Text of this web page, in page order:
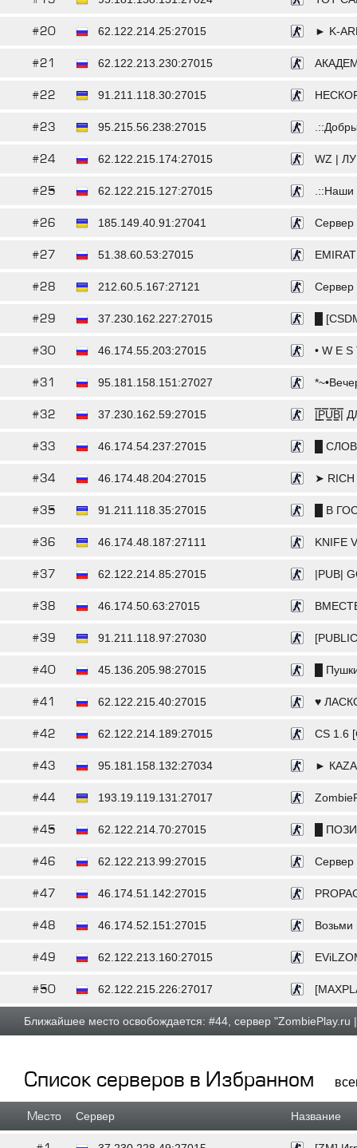
#20 62.122.214.25:27015 ► K-
#21 62.122.213.230:27015
#22 91.211.118.30:27015
#23 95.215.56.238:27015
#24 62.122.215.174:27015 WZ |
#25 62.122.215.127:27015 .::Наши
#26 185.149.40.91:27041 Сервер
#27 51.38.60.53:27015
#28 212.60.5.167:27121 Сервер
#29 37.230.162.227:27015 █
#30 46.174.55.203:27015 • W E S
#31 95.181.158.151:27027
#32 37.230.162.59:27015 |͇̿P͇̿U͇̿B͇̿|
#33 46.174.54.237:27015 █
#34 46.174.48.204:27015 ➤ RICH
#35 91.211.118.35:27015 █ В
#36 46.174.48.187:27111 KNIFE
#37 62.122.214.85:27015 |PUB|
#38 46.174.50.63:27015
#39 91.211.118.97:27030
#40 45.136.205.98:27015 █
#41 62.122.215.40:27015 ♥
#42 62.122.214.189:27015 CS 1.6
#43 95.181.158.132:27034 ►
#44 193.19.119.131:27017
#45 62.122.214.70:27015 █
#46 62.122.213.99:27015 Сервер
#47 46.174.51.142:27015
#48 46.174.52.151:27015 Возьми
#49 62.122.213.160:27015
#50 62.122.215.226:27017
Ближайшее место освобождается: #44, сервер "ZombiePlay.ru
Список серверов в Избранном
Место Сервер Название